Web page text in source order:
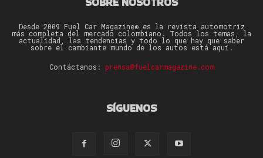
Desde 2009 Fuel Car Magazine® es la revista automotriz
más completa del mercado colombiano. Todos los temas, la
actualidad, las tendencias y todo lo que hay que saber
sobre el cambiante mundo de los autos está aquí.
Contáctanos: prensa@fuelcarmagazine.com
SÍGUENOS